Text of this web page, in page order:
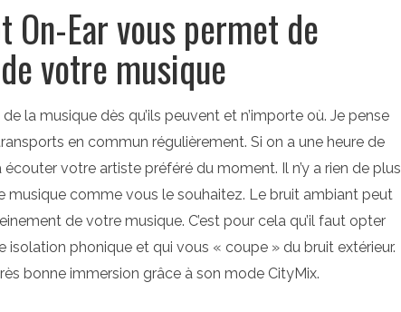
On-Ear vous permet de
votre musique
la musique dès qu’ils peuvent et n’importe où. Je pense
en commun régulièrement. Si on a une heure de
votre artiste préféré du moment. Il n’y a rien de plus
musique comme vous le souhaitez. Le bruit ambiant peut
de votre musique. C’est pour cela qu’il faut opter
isolation phonique et qui vous « coupe » du bruit extérieur.
bonne immersion grâce à son mode CityMix.